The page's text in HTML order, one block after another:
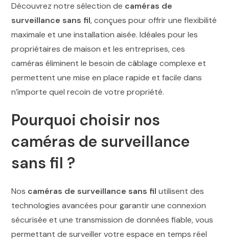
Découvrez notre sélection de caméras de
surveillance sans fil, conçues pour offrir une flexibilité
maximale et une installation aisée. Idéales pour les
propriétaires de maison et les entreprises, ces
caméras éliminent le besoin de câblage complexe et
permettent une mise en place rapide et facile dans
n’importe quel recoin de votre propriété.
Pourquoi choisir nos
caméras de surveillance
sans fil ?
Nos caméras de surveillance sans fil utilisent des
technologies avancées pour garantir une connexion
sécurisée et une transmission de données fiable, vous
permettant de surveiller votre espace en temps réel